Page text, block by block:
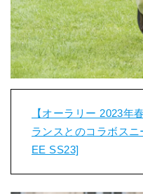
【オーラリー 2023年
ランスとのコラボス
EE SS23]